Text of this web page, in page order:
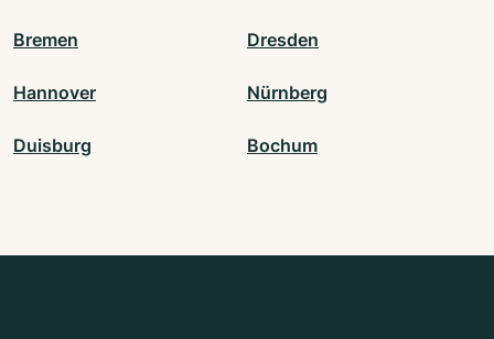
Bremen Dresden
Hannover Nürnberg
Duisburg Bochum